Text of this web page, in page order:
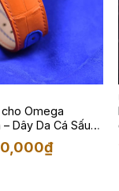
Omega
Dây Da Cá Sấu
₫Khoảng
giá: